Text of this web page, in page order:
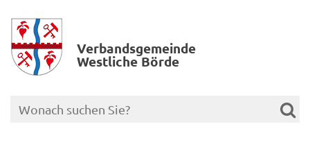
Verbands­gemeinde
Westliche Börde